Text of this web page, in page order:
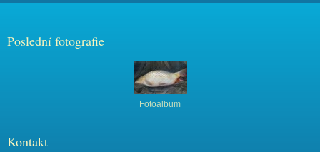
Poslední fotografie
Fotoalbum
Kontakt